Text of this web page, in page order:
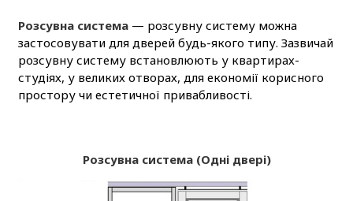
Розсувна система— розсувну систему можна
застосовувати для дверей будь-якого типу. Зазвичай
розсувну систему встановлюють у квартирах-
студіях, у великих отворах, для економії корисного
простору чи естетичної привабливості.
Розсувна система (Одні двері)